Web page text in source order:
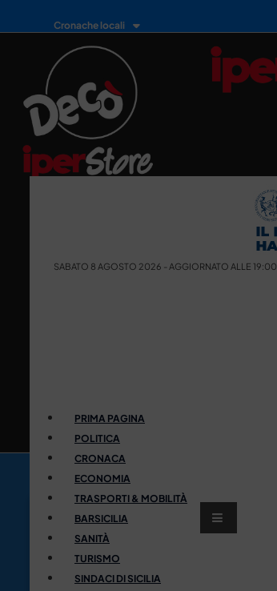
Cronache locali
SABATO 8 AGOSTO 2026 - AGGIORNATO ALLE 19:00
PRIMA PAGINA
POLITICA
CRONACA
ECONOMIA
TRASPORTI & MOBILITÀ
BARSICILIA
SANITÀ
TURISMO
SINDACI DI SICILIA